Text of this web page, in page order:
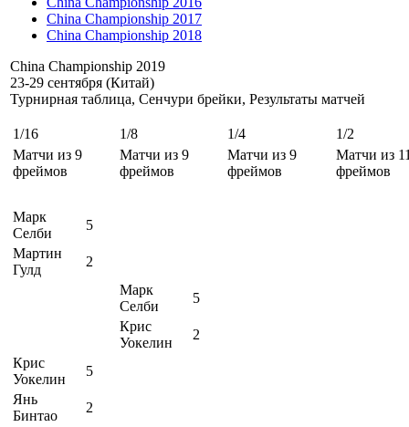
China Championship 2017
China Championship 2018
China Championship 2019
23-29 сентября (Китай)
Турнирная таблица, Сенчури брейки, Результаты матчей
1/16 1/8 1/4
1/2
Матчи из 9
фреймов
Матчи из 9
фреймов
Матчи из 9
фреймов
Матчи из
фреймов
Марк
Селби
5
Мартин
Гулд
2
Марк
Селби
5
Крис
Уокелин
2
Крис
Уокелин
5
Янь
Бинтао
2